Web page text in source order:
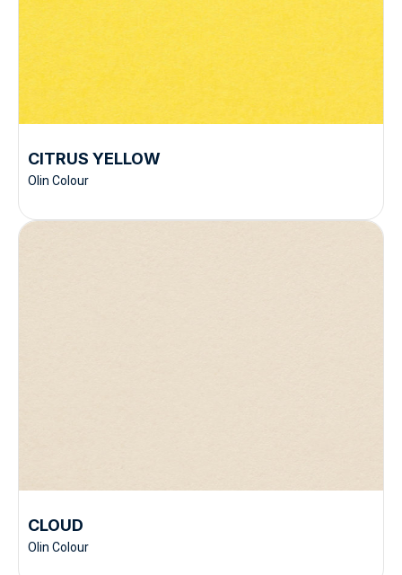
CITRUS YELLOW
Olin Colour
CLOUD
Olin Colour